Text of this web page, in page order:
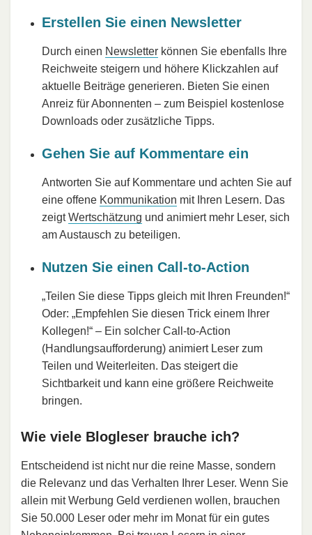
Erstellen Sie einen Newsletter
Durch einen Newsletter können Sie ebenfalls Ihre
Reichweite steigern und höhere Klickzahlen auf
aktuelle Beiträge generieren. Bieten Sie einen
Anreiz für Abonnenten – zum Beispiel kostenlose
Downloads oder zusätzliche Tipps.
Gehen Sie auf Kommentare ein
Antworten Sie auf Kommentare und achten Sie auf
eine offene Kommunikation mit Ihren Lesern. Das
zeigtWertschätzung und animiert mehr Leser, sich
am Austausch zu beteiligen.
Nutzen Sie einen Call-to-Action
„Teilen Sie diese Tipps gleich mit Ihren Freunden!“
Oder: „Empfehlen Sie diesen Trick einem Ihrer
Kollegen!“ – Ein solcher Call-to-Action
(Handlungsaufforderung) animiert Leser zum
Teilen und Weiterleiten. Das steigert die
Sichtbarkeit und kann eine größere Reichweite
bringen.
Wie viele Blogleser brauche ich?
Entscheidend ist nicht nur die reine Masse, sondern
die Relevanz und das Verhalten Ihrer Leser. Wenn Sie
allein mit Werbung Geld verdienen wollen, brauchen
Sie 50.000 Leser oder mehr im Monat für ein gutes